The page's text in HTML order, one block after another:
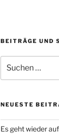
BEITRÄGE UND
nach:
NEUESTE
Es geht wieder